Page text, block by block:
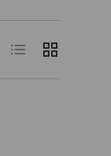
Lista Cuadrícula